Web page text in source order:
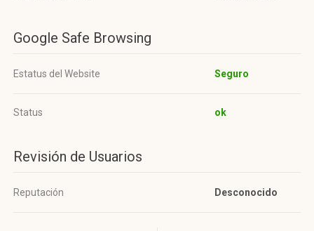
Google Safe Browsing
Estatus del Website Seguro
Status ok
Revisión de Usuarios
Reputación Desconocido